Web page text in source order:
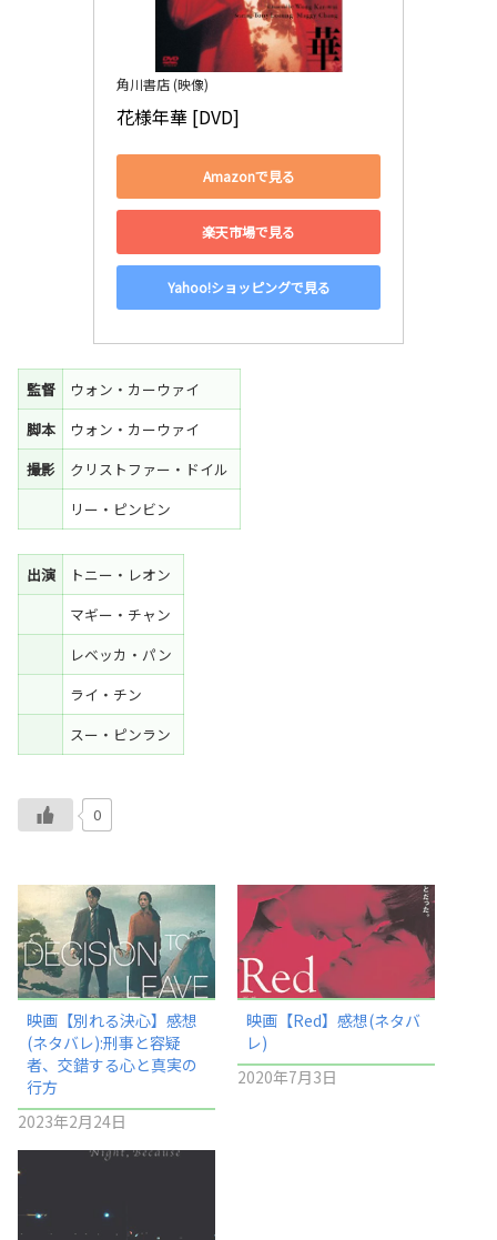
角川書店 (映像)
花様年華 [DVD]
Amazonで見る
楽天市場で見る
Yahoo!ショッピングで見る
監督
ウォン・カーウァイ
脚本
ウォン・カーウァイ
撮影
クリストファー・ドイル
リー・ピンビン
出演
トニー・レオン
マギー・チャン
レベッカ・パン
ライ・チン
スー・ピンラン
0
映画【別れる決心】感想
(ネタバレ):刑事と容疑
者、交錯する心と真実の
行方
2023年2月24日
映画【Red】感想(ネタバ
レ)
2020年7月3日